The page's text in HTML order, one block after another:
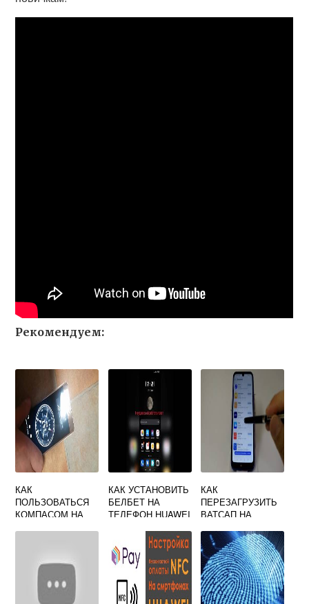
Рекомендуем:
КАК
ПОЛЬЗОВАТЬСЯ
КОМПАСОМ НА
КАК УСТАНОВИТЬ
БЕЛБЕТ НА
ТЕЛЕФОН HUAWEI
КАК
ПЕРЕЗАГРУЗИТЬ
ВАТСАП НА
HUAWEI